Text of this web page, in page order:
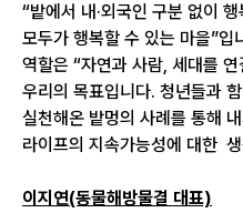
“밭에서 내·외국인 구분 없이
모두가 행복할 수 있는 마을”입
역할은 “자연과 사람, 세대를
우리의 목표입니다. 청년들과
실천해온 밭멍의 사례를 통해
라이프의 지속가능성에 대한
이지연(동물해방물결 대표)